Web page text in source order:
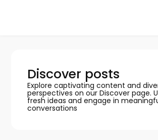
Discover posts
Explore captivating content and
perspectives on our Discover page.
fresh ideas and engage in
conversations